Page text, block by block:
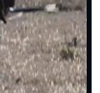
دعای روز سوم ماه مبارک
دعای روز دوم ماه مبارک رمضان ۱
دعای روز اول ماه مبارک
حضرت زینب(س)
بهترین پیامک تبریک روز پدر ۱۴۰۴؛ جملات